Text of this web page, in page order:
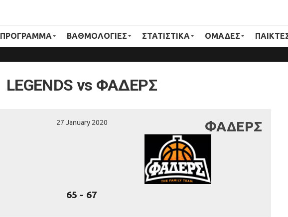
ΠΡΟΓΡΑΜΜΑ ΒΑΘΜΟΛΟΓΙΕΣ ΣΤΑΤΙΣΤΙΚΑ ΟΜΑΔΕΣ
LEGENDS vs ΦΑΔΕΡΣ
ΦΑΔΕΡΣ
27 January 2020
65 - 67